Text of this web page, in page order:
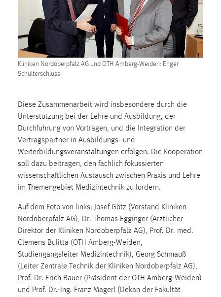
Kliniken Nordoberpfalz AG und OTH Amberg-Weiden: Enger
Schulterschluss
Diese Zusammenarbeit wird insbesondere durch die
Unterstützung bei der Lehre und Ausbildung, der
Durchführung von Vorträgen, und die Integration der
Vertragspartner in Ausbildungs- und
Weiterbildungsveranstaltungen erfolgen. Die Kooperation
soll dazu beitragen, den fachlich fokussierten
wissenschaftlichen Austausch zwischen Praxis und Lehre
im Themengebiet Medizintechnik zu fördern.
Auf dem Foto von links: Josef Götz (Vorstand Kliniken
Nordoberpfalz AG), Dr. Thomas Egginger (Ärztlicher
Direktor der Kliniken Nordoberpfalz AG), Prof. Dr. med.
Clemens Bulitta (OTH Amberg-Weiden,
Studiengangsleiter Medizintechnik), Georg Schmauß
(Leiter Zentrale Technik der Kliniken Nordoberpfalz AG),
Prof. Dr. Erich Bauer (Präsident der OTH Amberg-Weiden)
und Prof. Dr.-Ing. Franz Magerl (Dekan der Fakultät
1 Jahr
Performance
Name:
staticfilecache
gespeichert, ob man eingeloggt ist.
Sprachpräferenz
Name:
site-language-preference
Zweck:
Cookie Laufzeit:
30 Tage
Chat
Name:
MibewSessionID, MIBEW_UserID, mibew_locale, mibew-
chat-frame-style-5e9dbeb1811c0446